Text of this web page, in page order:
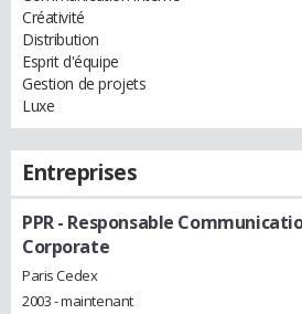
Créativité
Distribution
Esprit d'équipe
Gestion de projets
Luxe
Entreprises
PPR- Responsable
Corporate
Paris Cedex
2003 - maintenant